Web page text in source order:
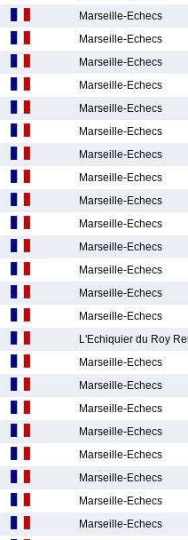
Marseille-Echecs
Marseille-Echecs
Marseille-Echecs
Marseille-Echecs
Marseille-Echecs
Marseille-Echecs
Marseille-Echecs
Marseille-Echecs
Marseille-Echecs
Marseille-Echecs
Marseille-Echecs
Marseille-Echecs
Marseille-Echecs
Marseille-Echecs
L'Echiquier du Roy
Marseille-Echecs
Marseille-Echecs
Marseille-Echecs
Marseille-Echecs
Marseille-Echecs
Marseille-Echecs
Marseille-Echecs
Marseille-Echecs